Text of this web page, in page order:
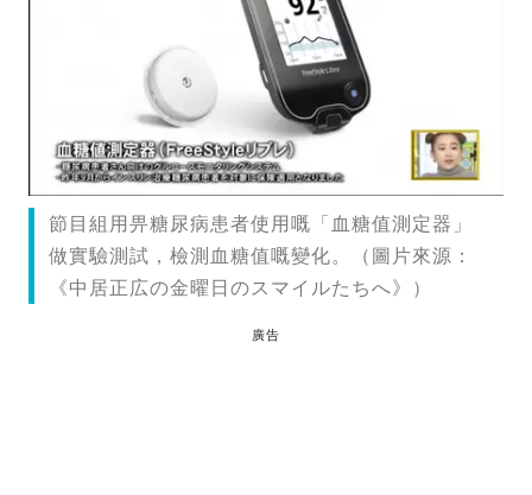
節目組用畀糖尿病患者使用嘅「血糖值測定器」
做實驗測試，檢測血糖值嘅變化。（圖片來源：
《中居正広の金曜日のスマイルたちへ》）
廣告